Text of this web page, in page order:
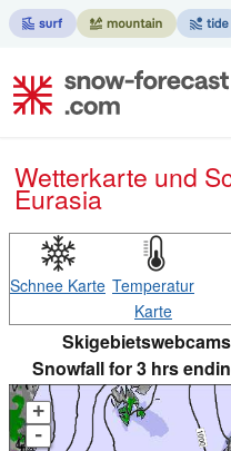
Wetterkarte und Schneebedingungen für
Eurasia
Schnee Karte Temperatur
Karte
Snowfall for 3 hrs
+
-